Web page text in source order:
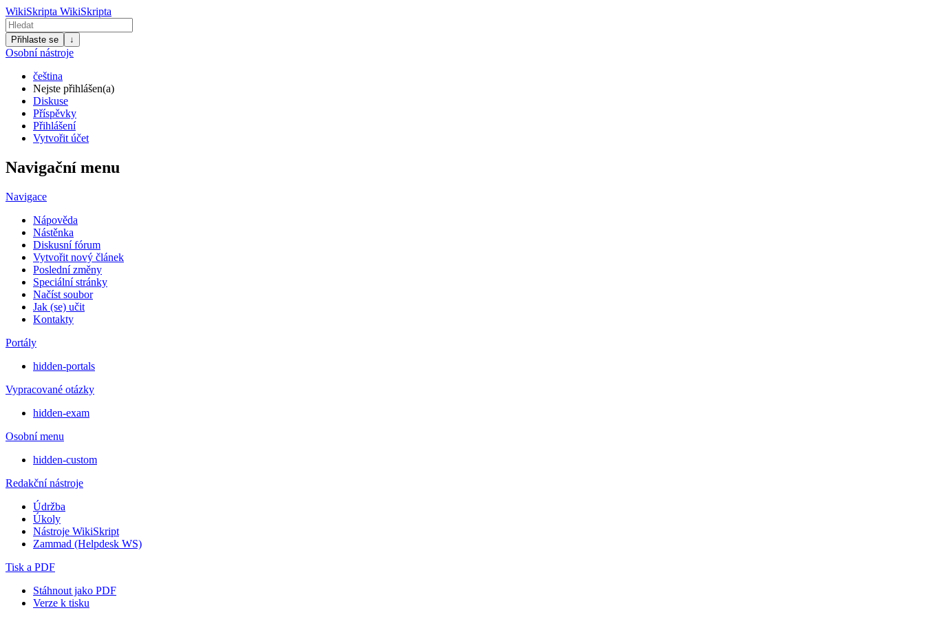
WikiSkripta WikiSkripta
Přihlaste se ↓
Osobní nástroje
čeština
Nejste přihlášen(a)
Diskuse
Příspěvky
Přihlášení
Vytvořit účet
Navigační menu
Navigace
Nápověda
Nástěnka
Diskusní fórum
Vytvořit nový článek
Poslední změny
Speciální stránky
Načíst soubor
Jak (se) učit
Kontakty
Portály
hidden-portals
Vypracované otázky
hidden-exam
Osobní menu
hidden-custom
Redakční nástroje
Údržba
Úkoly
Nástroje WikiSkript
Zammad (Helpdesk WS)
Tisk a PDF
Stáhnout jako PDF
Verze k tisku